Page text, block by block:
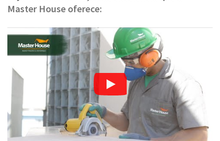
Master House oferece: